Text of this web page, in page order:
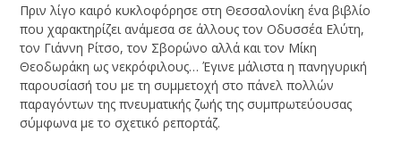
Πριν λίγο καιρό κυκλοφόρησε στη Θεσσαλονίκη ένα βιβλίο
που χαρακτηρίζει ανάμεσα σε άλλους τον Οδυσσέα Ελύτη,
τον Γιάννη Ρίτσο, τον Σβορώνο αλλά και τον Μίκη
Θεοδωράκη ως νεκρόφιλους… Έγινε μάλιστα η πανηγυρική
παρουσίασή του με τη συμμετοχή στο πάνελ πολλών
παραγόντων της πνευματικής ζωής της συμπρωτεύουσας
σύμφωνα με το σχετικό ρεπορτάζ.